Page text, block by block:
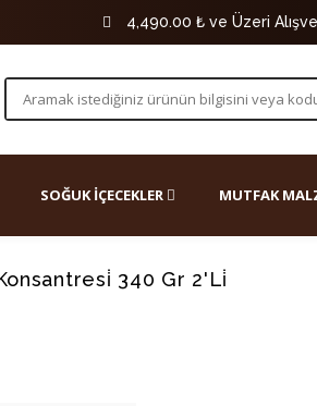
4,490.00 ₺ ve Üzeri
SOĞUK İÇECEKLER MUTFAK
340 Gr 2'Li̇